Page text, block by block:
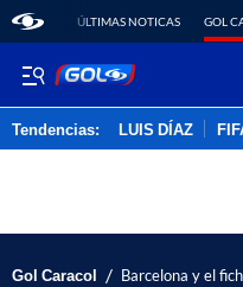
ÚLTIMAS NOTICAS GOL
Tendencias: LUIS DÍAZ
Gol Caracol / Barcelona y el